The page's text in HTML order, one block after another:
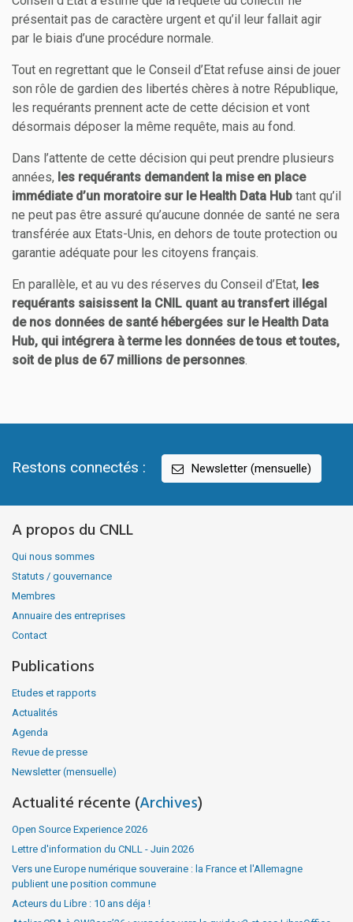
présentait pas de caractère urgent et qu’il leur fallait agir
par le biais d’une procédure normale.
Tout en regrettant que le Conseil d’Etat refuse ainsi de jouer
son rôle de gardien des libertés chères à notre République,
les requérants prennent acte de cette décision et vont
désormais déposer la même requête, mais au fond.
Dans l’attente de cette décision qui peut prendre plusieurs
années, les requérants demandent la mise en place
immédiate d’un moratoire sur le Health Data Hub tant qu’il
ne peut pas être assuré qu’aucune donnée de santé ne sera
transférée aux Etats-Unis, en dehors de toute protection ou
garantie adéquate pour les citoyens français.
En parallèle, et au vu des réserves du Conseil d’Etat, les
requérants saisissent la CNIL quant au transfert illégal
de nos données de santé hébergées sur le Health Data
Hub, qui intégrera à terme les données de tous et toutes,
soit de plus de 67 millions de personnes.
Restons connectés : Newsletter (mensuelle)
A propos du CNLL
Qui nous sommes
Statuts / gouvernance
Membres
Annuaire des entreprises
Contact
Publications
Etudes et rapports
Actualités
Agenda
Revue de presse
Newsletter (mensuelle)
Actualité récente (Archives)
Open Source Experience 2026
Lettre d'information du CNLL - Juin 2026
Vers une Europe numérique souveraine : la France et l'Allemagne
publient une position commune
Acteurs du Libre : 10 ans déja !